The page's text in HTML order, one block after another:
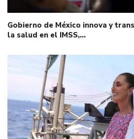
Gobierno de México innova y
la salud en el IMSS,…